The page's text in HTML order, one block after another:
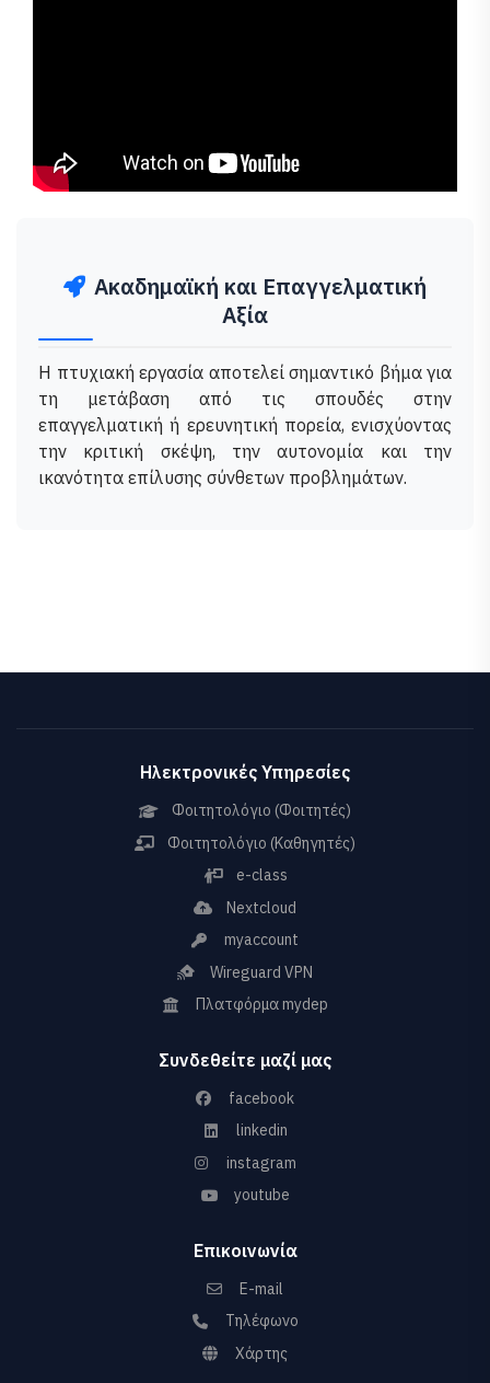
Ακαδημαϊκή και Επαγγελματική
Αξία
Η πτυχιακή εργασία αποτελεί σημαντικό βήμα για
τη μετάβαση από τις σπουδές στην
επαγγελματική ή ερευνητική πορεία, ενισχύοντας
την κριτική σκέψη, την αυτονομία και την
ικανότητα επίλυσης σύνθετων προβλημάτων.
Ηλεκτρονικές Υπηρεσίες
Φοιτητολόγιο (Φοιτητές)
Φοιτητολόγιο (Καθηγητές)
e-class
Nextcloud
myaccount
Wireguard VPN
Πλατφόρμα mydep
Συνδεθείτε μαζί μας
facebook
linkedin
instagram
youtube
Επικοινωνία
E-mail
Τηλέφωνο
Χάρτης